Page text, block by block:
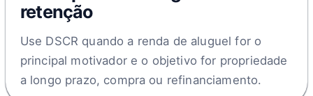
retenção
Use DSCR quando a renda de aluguel for o
principal motivador e o objetivo for propriedade
a longo prazo, compra ou refinanciamento.